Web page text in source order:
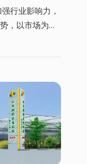
行业影响力，
，以市场为导
团建立了近10
生行业引领作
色化、绿色化
加工到农副产
，形成了从田
界知名企业
产业战略合作